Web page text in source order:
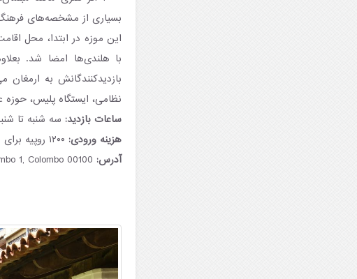
بسیاری از مشخصه‌های
این موزه در ابتدا، محل
با هلندی‌ها امضا شد.
بازدیدکنندگانش به ارمغان
نظامی، ایستگاه پلیس،
ساعات بازدید: سه شنبه تا شنبه ۹ صبح تا ۱۶:۳۰ (روزهای یکشنبه، دوشنبه و تعطیلات رسمی
هزینه ورودی:
آدرس: